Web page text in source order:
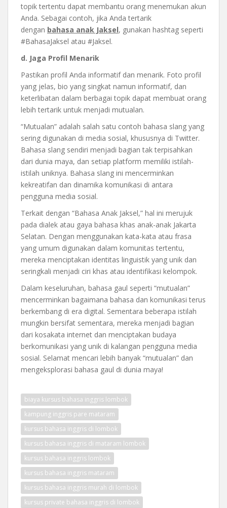
topik tertentu dapat membantu orang menemukan akun
Anda. Sebagai contoh, jika Anda tertarik
dengan bahasa anak Jaksel, gunakan hashtag seperti
#BahasaJaksel atau #Jaksel.
d. Jaga Profil Menarik
Pastikan profil Anda informatif dan menarik. Foto profil
yang jelas, bio yang singkat namun informatif, dan
keterlibatan dalam berbagai topik dapat membuat orang
lebih tertarik untuk menjadi mutualan.
“Mutualan” adalah salah satu contoh bahasa slang yang
sering digunakan di media sosial, khususnya di Twitter.
Bahasa slang sendiri menjadi bagian tak terpisahkan
dari dunia maya, dan setiap platform memiliki istilah-
istilah uniknya. Bahasa slang ini mencerminkan
kekreatifan dan dinamika komunikasi di antara
pengguna media sosial.
Terkait dengan “Bahasa Anak Jaksel,” hal ini merujuk
pada dialek atau gaya bahasa khas anak-anak Jakarta
Selatan. Dengan menggunakan kata-kata atau frasa
yang umum digunakan dalam komunitas tertentu,
mereka menciptakan identitas linguistik yang unik dan
seringkali menjadi ciri khas atau identifikasi kelompok.
Dalam keseluruhan, bahasa gaul seperti “mutualan”
mencerminkan bagaimana bahasa dan komunikasi terus
berkembang di era digital. Sementara beberapa istilah
mungkin bersifat sementara, mereka menjadi bagian
dari kosakata internet dan menciptakan budaya
berkomunikasi yang unik di kalangan pengguna media
sosial. Selamat mencari lebih banyak “mutualan” dan
mengeksplorasi bahasa gaul di dunia maya!
biaya kursus bahasa inggris lombok
kampung inggris pare mataram
kursus bahasa inggris di lombok
kursus bahasa inggris di mataram lombok
kursus bahasa inggris lombok
kursus bahasa inggris mataram
kursus bahasa inggris murah di lombok
kursus private bahasa inggris di lombok